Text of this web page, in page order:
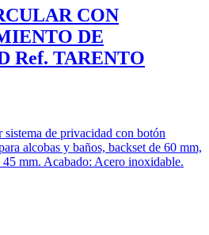
CON
DE
Ref. TARENTO
de privacidad con botón
alcobas y baños, backset de 60 mm,
45 mm. Acabado: Acero inoxidable.